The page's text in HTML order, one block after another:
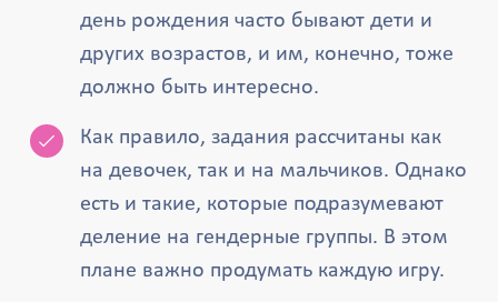
день рождения часто бывают дети и
других возрастов, и им, конечно, тоже
должно быть интересно.
Как правило, задания рассчитаны как
на девочек, так и на мальчиков. Однако
есть и такие, которые подразумевают
деление на гендерные группы. В этом
плане важно продумать каждую игру.